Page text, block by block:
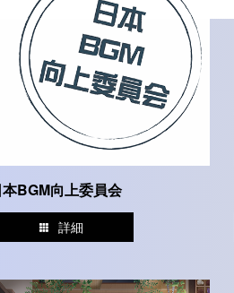
本BGM向上委員会
詳細